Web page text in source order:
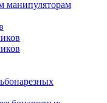
манипуляторам